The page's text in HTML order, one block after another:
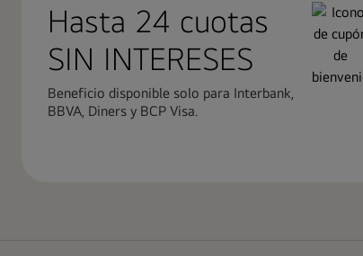
Hasta 24 cuotas ​
SIN INTERESES
Beneficio disponible solo para Interbank,
BBVA, Diners y BCP Visa.